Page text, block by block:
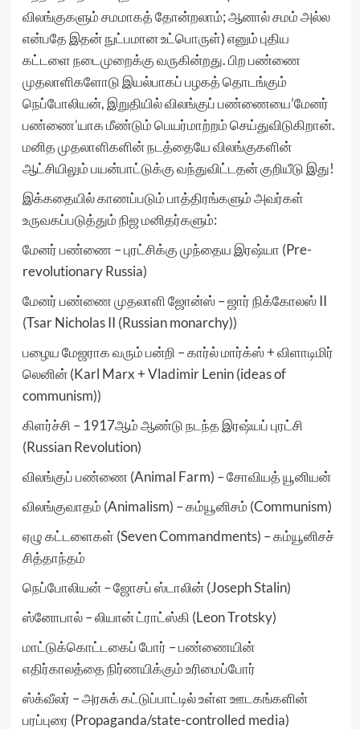
விலங்குகளும் சமமாகத் தோன்றலாம்; ஆனால் சமம் அல்ல
என்பதே இதன் நுட்பமான உட்பொருள்) எனும் புதிய
கட்டளை நடைமுறைக்கு வருகின்றது. பிற பண்ணை
முதலாளிகளோடு இயல்பாகப் பழகத் தொடங்கும்
நெப்போலியன், இறுதியில் விலங்குப் பண்ணையை’மேனர்
பண்ணை’யாக மீண்டும் பெயர்மாற்றம் செய்துவிடுகிறான்.
மனித முதலாளிகளின் நடத்தையே விலங்குகளின்
ஆட்சியிலும் பயன்பாட்டுக்கு வந்துவிட்டதன் குறியீடு இது!
இக்கதையில் காணப்படும் பாத்திரங்களும் அவர்கள்
உருவகப்படுத்தும் நிஜ மனிதர்களும்:
மேனர் பண்ணை – புரட்சிக்கு முந்தைய இரஷ்யா (Pre-
revolutionary Russia)
மேனர் பண்ணை முதலாளி ஜோன்ஸ் – ஜார் நிக்கோலஸ் II
(Tsar Nicholas II (Russian monarchy))
பழைய மேஜராக வரும் பன்றி – கார்ல் மார்க்ஸ் + விளாடிமிர்
லெனின் (Karl Marx + Vladimir Lenin (ideas of
communism))
கிளர்ச்சி – 1917ஆம் ஆண்டு நடந்த இரஷ்யப் புரட்சி
(Russian Revolution)
விலங்குப் பண்ணை (Animal Farm) – சோவியத் யூனியன்
விலங்குவாதம் (Animalism) – கம்யூனிசம் (Communism)
ஏழு கட்டளைகள் (Seven Commandments) – கம்யூனிசச்
சித்தாந்தம்
நெப்போலியன் – ஜோசப் ஸ்டாலின் (Joseph Stalin)
ஸ்னோபால் – லியான் ட்ராட்ஸ்கி (Leon Trotsky)
மாட்டுக்கொட்டகைப் போர் – பண்ணையின்
எதிர்காலத்தை நிர்ணயிக்கும் உரிமைப்போர்
ஸ்க்வீலர் – அரசுக் கட்டுப்பாட்டில் உள்ள ஊடகங்களின்
பரப்புரை (Propaganda/state-controlled media)